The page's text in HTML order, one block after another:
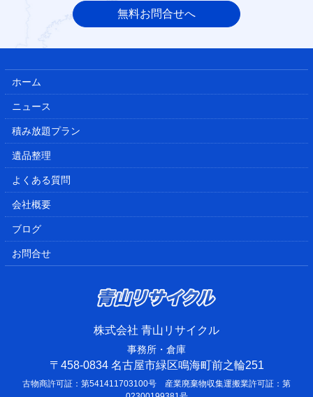
無料お問合せへ
ホーム
ニュース
積み放題プラン
遺品整理
よくある質問
会社概要
ブログ
お問合せ
株式会社 青山リサイクル
事務所・倉庫
〒458-0834 名古屋市緑区鳴海町前之輪251
古物商許可証：第541411703100号 産業廃棄物収集運搬業許可証：第